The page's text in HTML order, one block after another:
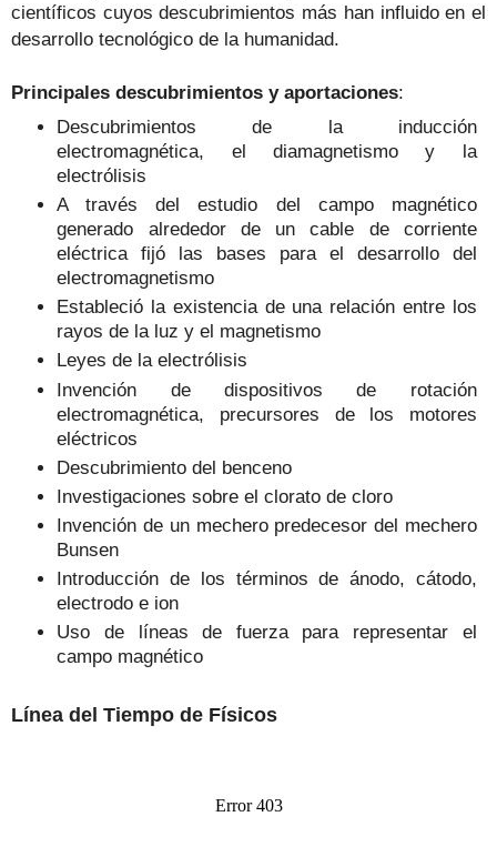
científicos cuyos descubrimientos más han influido en el
desarrollo tecnológico de la humanidad.
Principales descubrimientos y aportaciones:
Descubrimientos de la inducción
electromagnética, el diamagnetismo y la
electrólisis
A través del estudio del campo magnético
generado alrededor de un cable de corriente
eléctrica fijó las bases para el desarrollo del
electromagnetismo
Estableció la existencia de una relación entre los
rayos de la luz y el magnetismo
Leyes de la electrólisis
Invención de dispositivos de rotación
electromagnética, precursores de los motores
eléctricos
Descubrimiento del benceno
Investigaciones sobre el clorato de cloro
Invención de un mechero predecesor del mechero
Bunsen
Introducción de los términos de ánodo, cátodo,
electrodo e ion
Uso de líneas de fuerza para representar el
campo magnético
Línea del Tiempo de Físicos